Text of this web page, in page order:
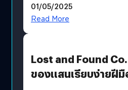
ได้ลงตัว
01/05/2025
Read More
Lost and Found
ของแสนเรียบง่ายฝีมื